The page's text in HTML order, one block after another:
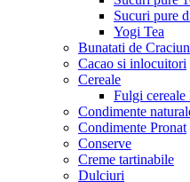
Sucuri pure
Yogi Tea
Bunatati de Craciun
Cacao si inlocuitori
Cereale
Fulgi
Condimente
Condimente Pronat
Conserve
Creme tartinabile
Dulciuri